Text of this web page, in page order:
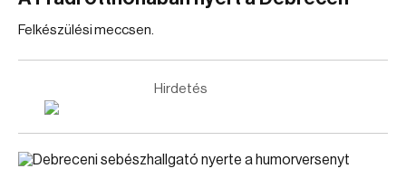
Felkészülési meccsen.
Hirdetés